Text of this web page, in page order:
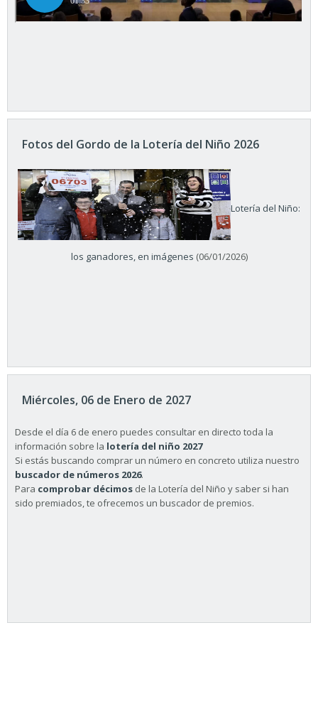
Fotos del Gordo de la Lotería del Niño 2026
Lotería del Niño:
los ganadores, en imágenes (06/01/2026)
Miércoles, 06 de Enero de 2027
Desde el día 6 de enero puedes consultar en directo toda la
información sobre la lotería del niño 2027
Si estás buscando comprar un número en concreto utiliza nuestro
buscador de números 2026.
Para comprobar décimos de la Lotería del Niño y saber si han
sido premiados, te ofrecemos un buscador de premios.